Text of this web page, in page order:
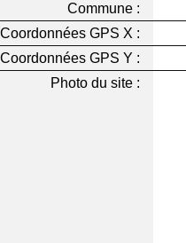
Commune :
Coordonnées GPS X :
Coordonnées GPS Y :
Photo du site :